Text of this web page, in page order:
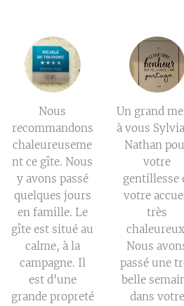
Nous
recommandons
chaleureuseme
nt ce gîte. Nous
y avons passé
quelques jours
en famille. Le
gîte est situé au
calme, à la
campagne. Il
est d'une
grande propreté
Un grand
à vous
Nathan
votre
gentillesse
votre
très
Nous
passé une
belle
dans votre